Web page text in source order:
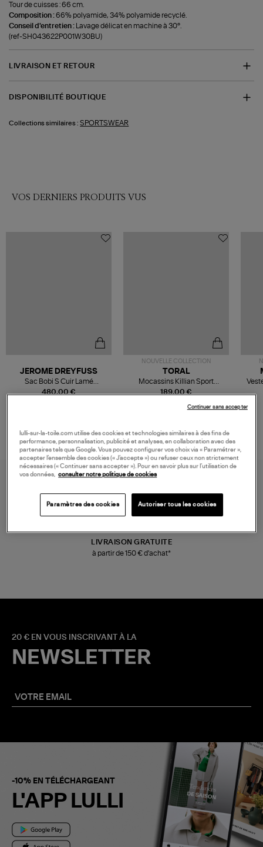
Tour de cuisses : 66 cm.
Composition :66% polyamide, 34% polyamide recyclé.
Conseil d'entretien :
Lavage délicat en machine à 30°.
(ref-SH043622P001W30BU)
LIVRAISON ET RETOUR
DISPONIBILITÉ BOUTIQUE
Collections similaires : SPORTSWEAR
VOS DERNIERS PRODUITS VUS
480,00 €
JEROME DREYFUSS
Sac Bobi S Cuir Lamé
Champagne
NOUVELLE COLLECTION
189,00 €
TORAL
Mocassins Killian Sport
Mousse
LIVRAISON GRATUITE
à partir de 150 € d'achat*
20 € EN VOUS INSCRIVANT À LA
NEWSLETTER
-10% EN TÉLÉCHARGEANT
L'APP LULLI
lulli-sur-la-toile.com utilise des cookies et technologies similaires à des fins de
performance, personnalisation, publicité et analyses, en collaboration avec des
partenaires tels que Google. Vous pouvez configurer vos choix via « Paramétrer »,
accepter l’ensemble des cookies (« J’accepte ») ou refuser ceux non strictement
nécessaires (« Continuer sans accepter »). Pour en savoir plus sur l’utilisation de
vos données, consulter notre politique de cookies
Paramètres des cookies Autoriser tous les cookies
Continuer sans accepter